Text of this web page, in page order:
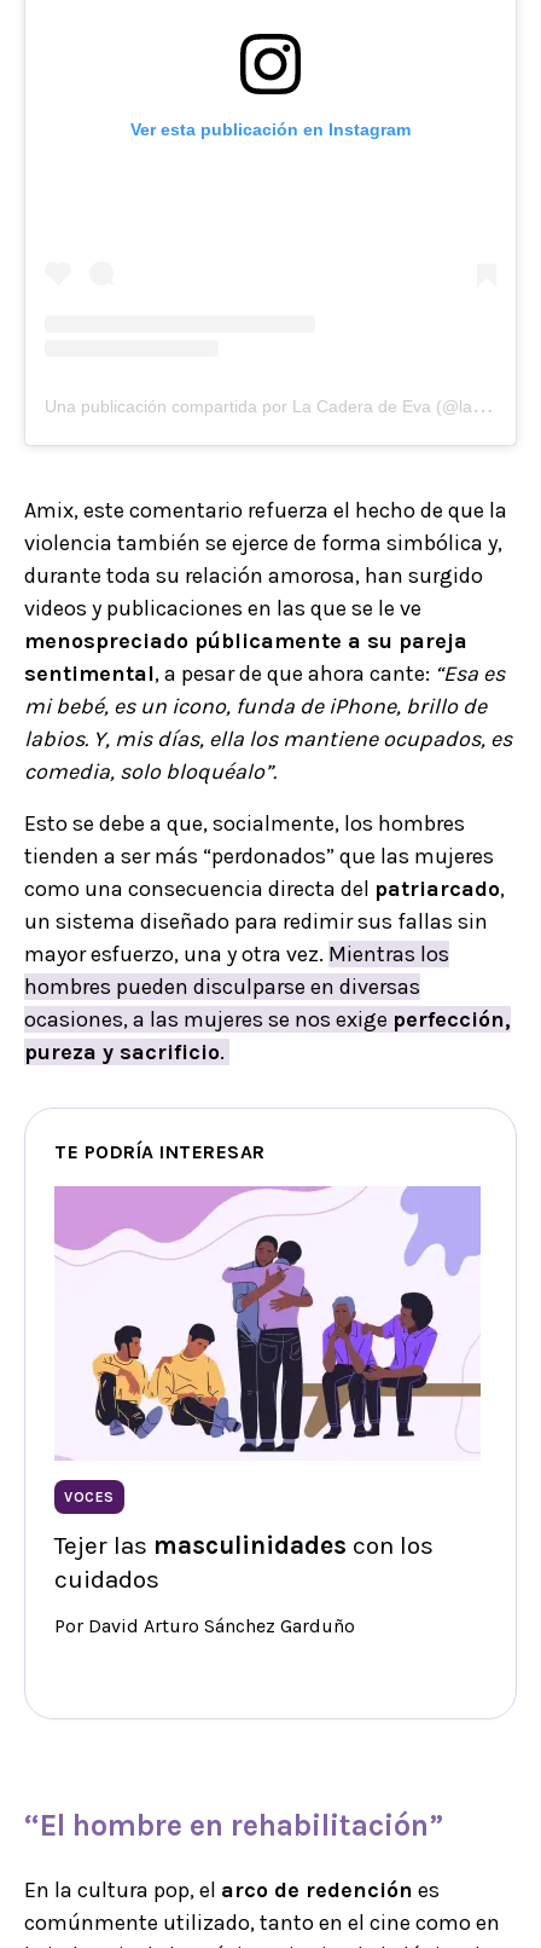
Ver esta publicación en Instagram
U
na publicación compartida por La Cadera de Eva (@la_cadera_de_eva)
Amix, este comentario refuerza el hecho de que la
violencia también se ejerce de forma simbólica y,
durante toda su relación amorosa, han surgido
videos y publicaciones en las que se le ve
menospreciado públicamente a su pareja
sentimental, a pesar de que ahora cante: “Esa es
mi bebé, es un icono, funda de iPhone, brillo de
labios. Y, mis días, ella los mantiene ocupados, es
comedia, solo bloquéalo”.
Esto se debe a que, socialmente, los hombres
tienden a ser más “perdonados” que las mujeres
como una consecuencia directa del patriarcado,
un sistema diseñado para redimir sus fallas sin
mayor esfuerzo, una y otra vez. Mientras los
hombres pueden disculparse en diversas
ocasiones, a las mujeres se nos exige perfección,
pureza y sacrificio.
TE PODRÍA INTERESAR
VOCES
Tejer las masculinidades con los
cuidados
Por David Arturo Sánchez Garduño
“El hombre en rehabilitación”
En la cultura pop, el arco de redención es
comúnmente utilizado, tanto en el cine como en